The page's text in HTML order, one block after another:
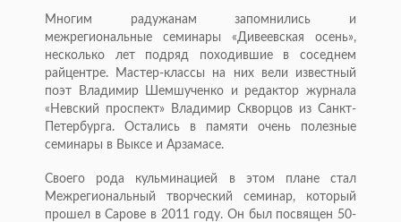
Многим радужанам запомнились и
межрегиональные семинары «Дивеевская осень»,
несколько лет подряд походившие в соседнем
райцентре. Мастер-классы на них вели известный
поэт Владимир Шемшученко и редактор журнала
«Невский проспект» Владимир Скворцов из Санкт-
Петербурга. Остались в памяти очень полезные
семинары в Выксе и Арзамасе.
Своего рода кульминацией в этом плане стал
Межрегиональный творческий семинар, который
прошел в Сарове в 2011 году. Он был посвящен 50-